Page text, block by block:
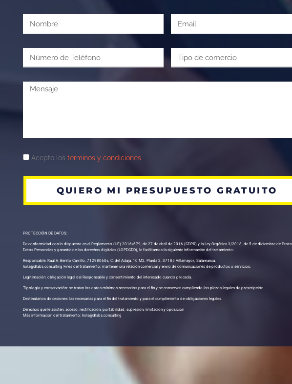
Acepto los términos y condiciones
QUIERO MI PRESUPUESTO GRATUITO
PROTECCIÓN DE DATOS:
De conformidad con lo dispuesto en el Reglamento (UE) 2016/679, de 27 de abril de 2016 (GDPR) y la Ley Orgánica 3/2018, de 5 de diciembre de
Datos Personales y garantía de los derechos digitales (LOPDGDD), le facilitamos la siguiente información del tratamiento:
Responsable: Raúl A. Benito Carrillo, 71298060s, C. del Adaja, 10 M2, Planta 2, 37185 Villamayor, Salamanca,
hola@dlabs.consulting Fines del tratamiento: mantener una relación comercial y envío de comunicaciones de productos o servicios.
Legitimación: obligación legal del Responsable y consentimiento del interesado cuando proceda.
Tipología y conservación: se tratan los datos mínimos necesarios para el fin y se conservan cumpliendo los plazos legales de prescripción.
Destinatarios de cesiones: las necesarias para el fin del tratamiento y para el cumplimiento de obligaciones legales.
Derechos que le asisten: acceso, rectificación, portabilidad, supresión, limitación y oposición
Más información del tratamiento: hola@dlabs.consulting